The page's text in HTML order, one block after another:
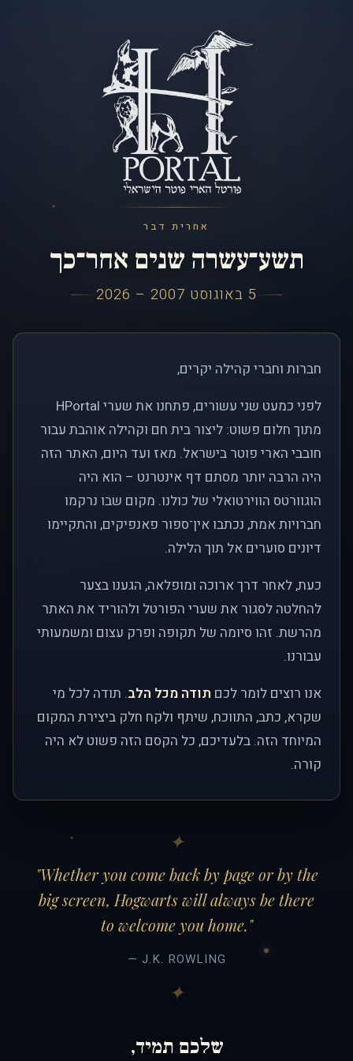
אחרית דבר
תשע־עשרה שנים אחר־כך
5 באוגוסט 2007 – 2026
חברות וחברי קהילה יקרים,
לפני כמעט שני עשורים, פתחנו את שערי HPortal
מתוך חלום פשוט: ליצור בית חם וקהילה אוהבת עבור
חובבי הארי פוטר בישראל. מאז ועד היום, האתר הזה
היה הרבה יותר מסתם דף אינטרנט – הוא היה
הוגוורטס הווירטואלי של כולנו. מקום שבו נרקמו
חברויות אמת, נכתבו אין־ספור פאנפיקים, והתקיימו
דיונים סוערים אל תוך הלילה.
כעת, לאחר דרך ארוכה ומופלאה, הגענו בצער
להחלטה לסגור את שערי הפורטל ולהוריד את האתר
מהרשת. זהו סיומה של תקופה ופרק עצום ומשמעותי
עבורנו.
אנו רוצים לומר לכם תודה מכל הלב. תודה לכל מי
שקרא, כתב, התווכח, שיתף ולקח חלק ביצירת המקום
המיוחד הזה. בלעדיכם, כל הקסם הזה פשוט לא היה
קורה.
"Whether you come back by page or by the
big screen, Hogwarts will always be there
to welcome you home."
— J.K. ROWLING
שלכם תמיד,